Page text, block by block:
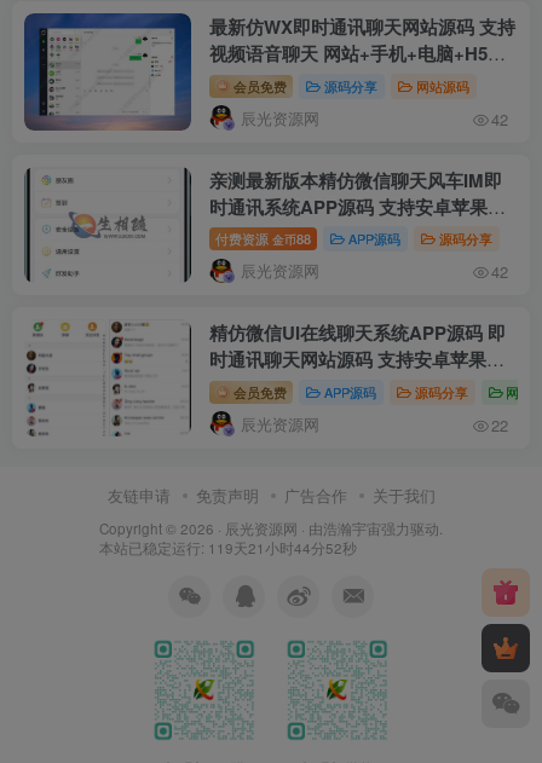
最新仿WX即时通讯聊天网站源码 支持
视频语音聊天 网站+手机+电脑+H5可
打包APP
会员免费 源码分享 网站源码
辰光资源网 42
亲测最新版本精仿微信聊天风车IM即
时通讯系统APP源码 支持安卓苹果H5
三端 简直第二个微信QQ 附安卓及苹
果搭建教程
付费资源 金币88 APP源码 源码分享
辰光资源网 42
精仿微信UI在线聊天系统APP源码 即
时通讯聊天网站源码 支持安卓苹果电
脑三端
会员免费 APP源码 源码分享 网站
辰光资源网 22
友链申请 免责声明 广告合作 关于我们
Copyright © 2026 · 辰光资源网 · 由浩瀚宇宙强力驱动.
本站已稳定运行: 119天21小时44分53秒